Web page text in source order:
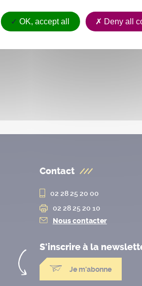
Contact
02 28 25 20 00
02 28 25 20 10
Nous contacter
S'inscrire à la
Je m'abonne
OK, accept all Deny all